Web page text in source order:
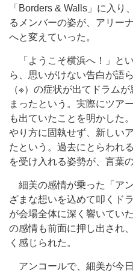
「Borders & Walls」に入り
るメンバーの姿が、アリー
へと変えていった。
「ようこそ横浜へ！」と
ら、思いがけない告白が語
（※）の症状が出てドラム
まったという。実際にツア
も出ていたことを明かした
やり方に固執せず、新しい
たという。過去にとらわれ
を受け入れる姿勢が、言葉
細美の感情が乗った「ア
ざまな想いを込めて叩くド
が会場全体に深く響いてい
の感情も前面に押し出され
く感じられた。
アンコールで、細美が今